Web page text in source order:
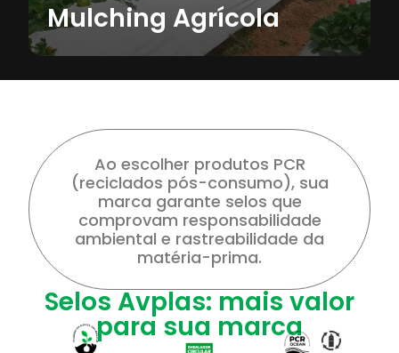
Mulching Agrícola
Ao escolher produtos PCR
(reciclados pós-consumo), sua
marca garante selos que
comprovam responsabilidade
ambiental e rastreabilidade da
matéria-prima.
Selos Avplas: mais valor
para sua marca